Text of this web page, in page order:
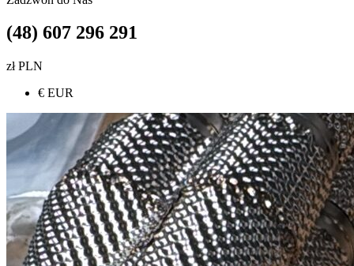
(48) 607 296 291
zł PLN
€ EUR